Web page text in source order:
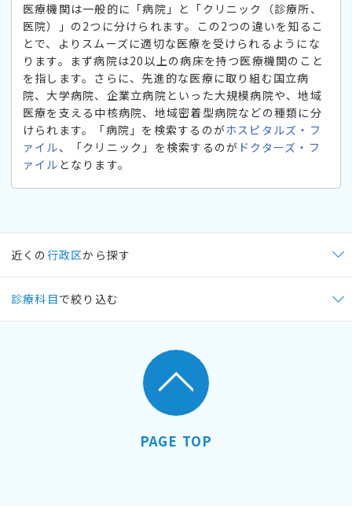
医療機関は一般的に「病院」と「クリニック（診療所、
医院）」の2つに分けられます。この2つの違いを知るこ
とで、よりスムーズに適切な医療を受けられるようにな
ります。まず病院は20以上の病床を持つ医療機関のこと
を指します。さらに、先進的な医療に取り組む国立病
院、大学病院、企業立病院といった大規模病院や、地域
医療を支える中核病院、地域密着型病院などの種類に分
けられます。「病院」を検索するのがホスピタルズ・フ
ァイル、「クリニック」を検索するのが ドクターズ・フ
ァイル となります。
近くの 行政区から探す
診療科目で絞り込む
PAGE TOP